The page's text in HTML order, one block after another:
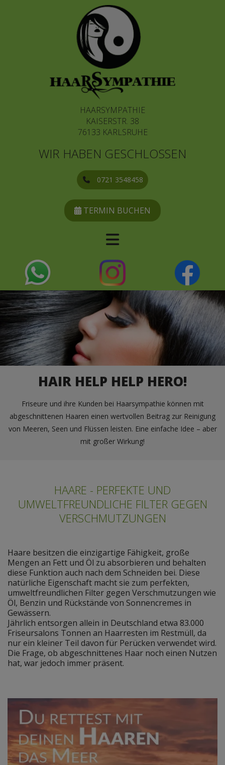
HAARSYMPATHIE
KAISERSTR. 38
76133 KARLSRUHE
WIR HABEN GESCHLOSSEN
0721 3548458
TERMIN BUCHEN
HAIR HELP HELP HERO!
Friseure und ihre Kunden bei Haarsympathie können mit
abgeschnittenen Haaren einen wertvollen Beitrag zur Reinigung
von Meeren, Seen und Flüssen leisten. Eine einfache Idee – aber
mit großer Wirkung!
HAARE - PERFEKTE UND
UMWELTFREUNDLICHE FILTER GEGEN
VERSCHMUTZUNGEN
Haare besitzen die einzigartige Fähigkeit, große
Mengen an Fett und Öl zu absorbieren und behalten
diese Funktion auch nach dem Schneiden bei. Diese
natürliche Eigenschaft macht sie zum perfekten,
umweltfreundlichen Filter gegen Verschmutzungen wie
Öl, Benzin und Rückstände von Sonnencremes in
Gewässern.
Jährlich entsorgen allein in Deutschland etwa 83.000
Friseursalons Tonnen an Haarresten im Restmüll, da
nur ein kleiner Teil davon für Perücken verwendet wird.
Die Frage, ob abgeschnittenes Haar noch einen Nutzen
hat, war jedoch immer präsent.